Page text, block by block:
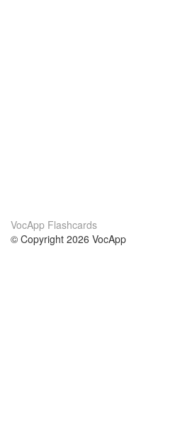
VocApp Flashcards
© Copyright 2026 VocApp